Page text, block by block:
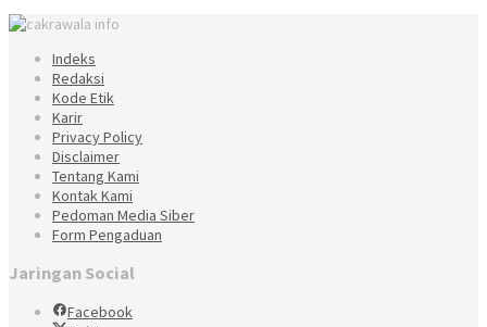
Indeks
Redaksi
Kode Etik
Karir
Privacy Policy
Disclaimer
Tentang Kami
Kontak Kami
Pedoman Media Siber
Form Pengaduan
Jaringan Social
Facebook